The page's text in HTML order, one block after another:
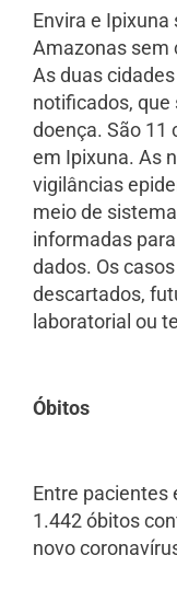
Envira e
Amazonas sem
As duas
notificados, que
doença. São 11
em Ipixuna. As
vigilâncias
meio de
informadas
dados. Os
descartados,
laboratorial ou
Óbitos
Entre pacientes
1.442 óbitos
novo